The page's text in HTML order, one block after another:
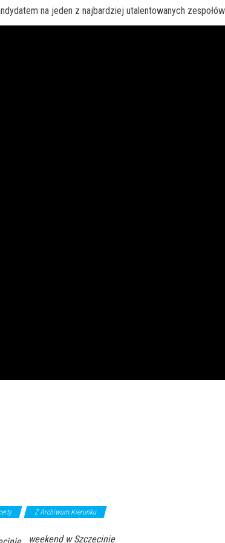
na jeden z najbardziej utalentowanych
Z Archiwum Kierunku
weekend w Szczecinie